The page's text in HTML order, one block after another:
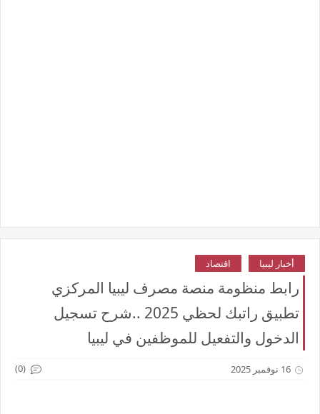
أخبار ليبيا اقتصاد
رابط منظومة منصة مصرف ليبيا المركزي
تطبيق راتبك لحظي 2025 ..شرح تسجيل
الدخول والتفعيل للموظفين في ليبيا
16 نوفمبر 2025 (0)